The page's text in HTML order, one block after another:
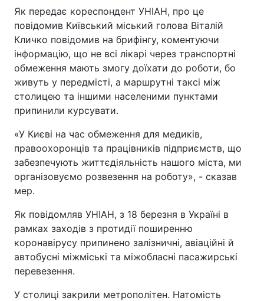
Як передає кореспондент УНІАН, про це
повідомив Київський міський голова Віталій
Кличко повідомив на брифінгу, коментуючи
інформацію, що не всі лікарі через транспортні
обмеження мають змогу доїхати до роботи, бо
живуть у передмісті, а маршрутні таксі між
столицею та іншими населеними пунктами
припинили курсувати.
«У Києві на час обмеження для медиків,
правоохоронців та працівників підприємств, що
забезпечують життєдіяльність нашого міста, ми
організовуємо розвезення на роботу», - сказав
мер.
Як повідомляв УНІАН, з 18 березня в Україні в
рамках заходів з протидії поширенню
коронавірусу припинено залізничні, авіаційні й
автобусні міжміські та міжобласні пасажирські
перевезення.
У столиці закрили метрополітен. Натомість